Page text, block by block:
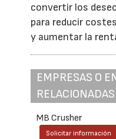
convertir los
para reducir
y aumentar la
EMPRESAS O
RELACIONADAS
MB Crusher
Solicitar información